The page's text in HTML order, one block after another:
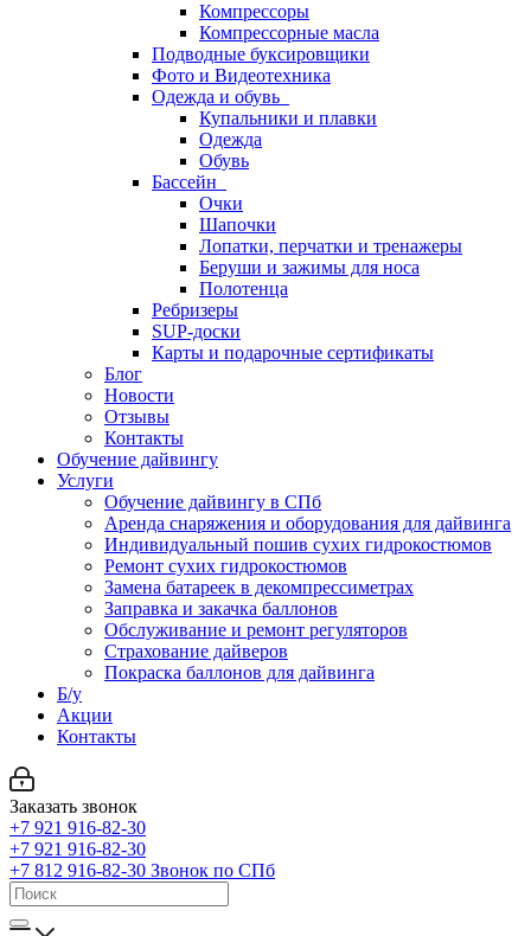
Компрессоры
Компрессорные масла
Подводные буксировщики
Фото и Видеотехника
Одежда и обувь
Купальники и плавки
Одежда
Обувь
Бассейн
Очки
Шапочки
Лопатки, перчатки и тренажеры
Беруши и зажимы для носа
Полотенца
Ребризеры
SUP-доски
Карты и подарочные сертификаты
Блог
Новости
Отзывы
Контакты
Обучение дайвингу
Услуги
Обучение дайвингу в СПб
Аренда снаряжения и оборудования для дайвинга
Индивидуальный пошив сухих гидрокостюмов
Ремонт сухих гидрокостюмов
Замена батареек в декомпрессиметрах
Заправка и закачка баллонов
Обслуживание и ремонт регуляторов
Страхование дайверов
Покраска баллонов для дайвинга
Б/у
Акции
Контакты
Заказать звонок
+7 921 916-82-30
+7 921 916-82-30
+7 812 916-82-30 Звонок по СПб